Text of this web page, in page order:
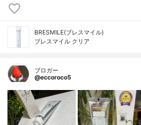
BRESMILE(ブレスマイル)
ブレスマイル クリア
ブロガー
@eccoroco5